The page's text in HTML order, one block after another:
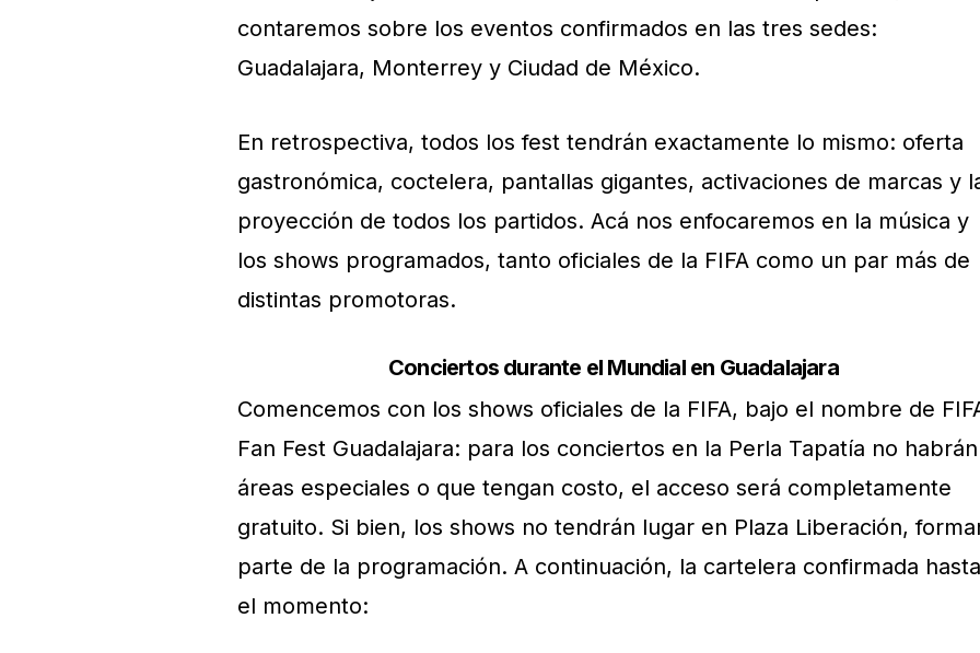
contaremos sobre los eventos confirmados en las tres sedes:
Guadalajara, Monterrey y Ciudad de México.
En retrospectiva, todos los fest tendrán exactamente lo mismo: oferta
gastronómica, coctelera, pantallas gigantes, activaciones de marcas y
proyección de todos los partidos. Acá nos enfocaremos en la música y
los shows programados, tanto oficiales de la FIFA como un par más de
distintas promotoras.
Conciertos durante el Mundial en Guadalajara
Comencemos con los shows oficiales de la FIFA, bajo el nombre de
Fan Fest Guadalajara: para los conciertos en la Perla Tapatía no habrán
áreas especiales o que tengan costo, el acceso será completamente
gratuito. Si bien, los shows no tendrán lugar en Plaza Liberación,
parte de la programación. A continuación, la cartelera confirmada hasta
el momento: